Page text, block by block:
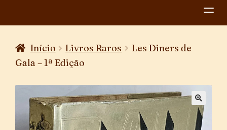
CONTATO
Início Livros Raros
Les Diners de
Gala – 1ª Edição